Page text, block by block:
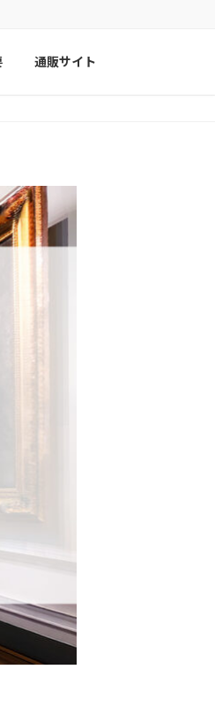
通販サイト